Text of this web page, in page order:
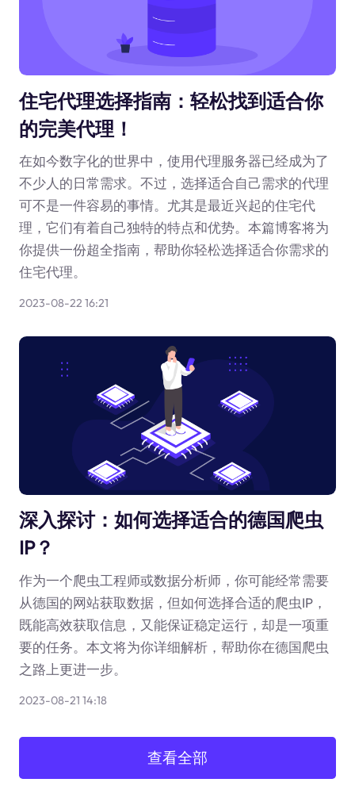
住宅代理选择指南：轻松找到适合你
的完美代理！
在如今数字化的世界中，使用代理服务器已经成为了
不少人的日常需求。不过，选择适合自己需求的代理
可不是一件容易的事情。尤其是最近兴起的住宅代
理，它们有着自己独特的特点和优势。本篇博客将为
你提供一份超全指南，帮助你轻松选择适合你需求的
住宅代理。
2023-08-22 16:21
深入探讨：如何选择适合的德国爬虫
IP？
作为一个爬虫工程师或数据分析师，你可能经常需要
从德国的网站获取数据，但如何选择合适的爬虫IP，
既能高效获取信息，又能保证稳定运行，却是一项重
要的任务。本文将为你详细解析，帮助你在德国爬虫
之路上更进一步。
2023-08-21 14:18
查看全部